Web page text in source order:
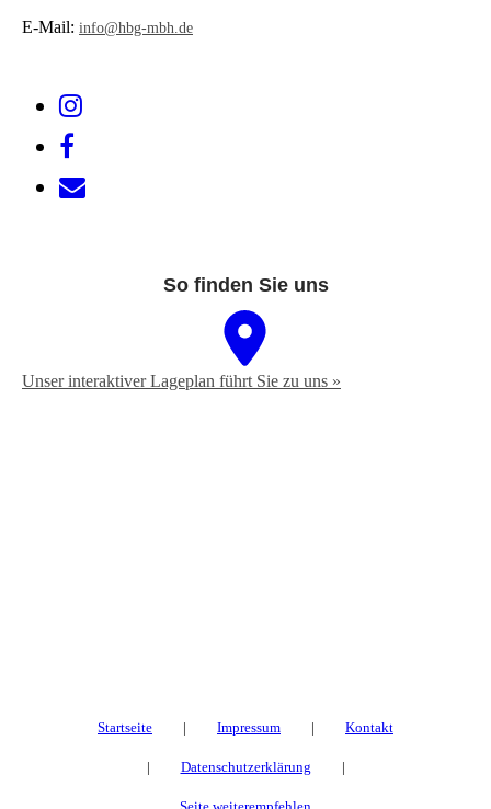
E-Mail: info@hbg-mbh.de
So finden Sie uns
Unser interaktiver La­ge­plan führt Sie zu uns »
Startseite | Impressum | Kontakt
| Datenschutzerklärung |